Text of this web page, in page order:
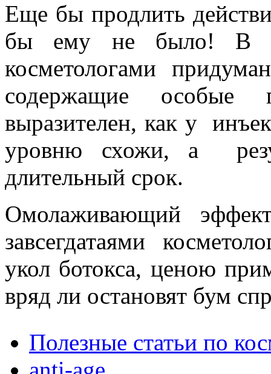
Еще бы продлить
бы ему не было! В
косметологами
содержащие
выразителен, как у
уровню схожи, а
длительный срок.
Омолаживающий
завсегдатаями
укол ботокса, ценою
вряд ли остановят бум
Полезные статьи по